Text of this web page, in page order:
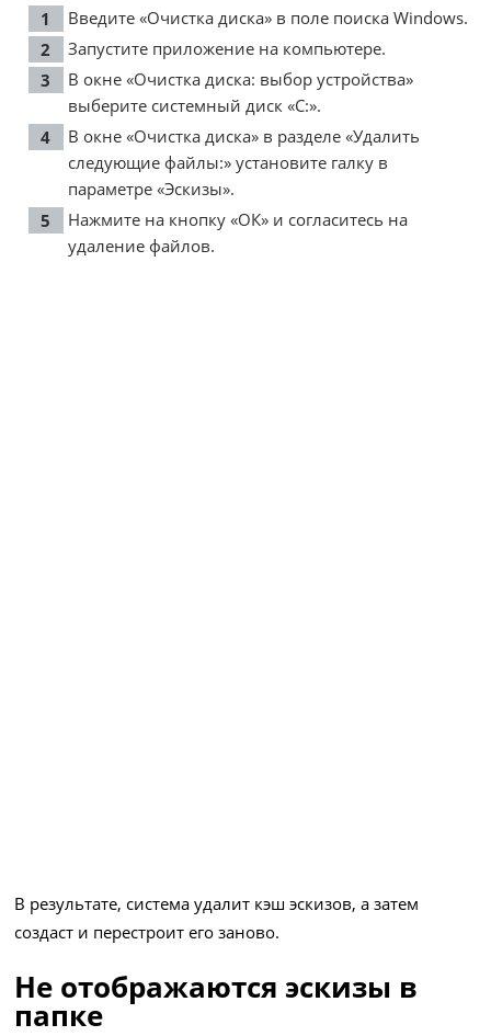
Введите «Очистка диска» в поле поиска Windows.
Запустите приложение на компьютере.
В окне «Очистка диска: выбор устройства»
выберите системный диск «С:».
В окне «Очистка диска» в разделе «Удалить
следующие файлы:» установите галку в
параметре «Эскизы».
Нажмите на кнопку «ОК» и согласитесь на
удаление файлов.
В результате, система удалит кэш эскизов, а затем
создаст и перестроит его заново.
Не отображаются эскизы в
папке